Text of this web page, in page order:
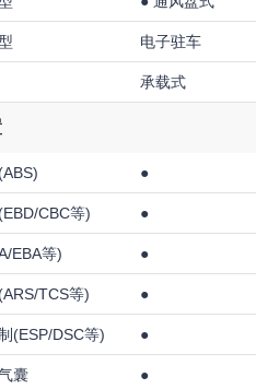
电子驻车
承载式
●
CBC等) ●
EBA等) ●
TCS等) ●
(ESP/DSC等) ●
囊 ●